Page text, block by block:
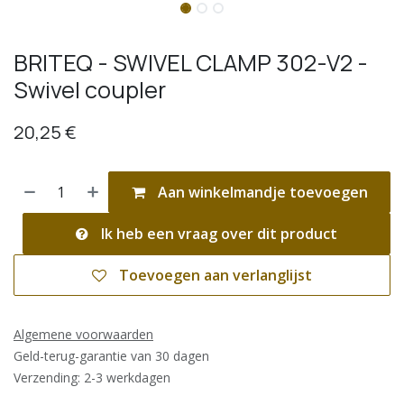
BRITEQ - SWIVEL CLAMP 302-V2 -
Swivel coupler
20,25€
Aan winkelmandje toevoegen
Ik heb een vraag over dit product
Toevoegen aan verlanglijst
Algemene voorwaarden
Geld-terug-garantie van 30 dagen
Verzending: 2-3 werkdagen